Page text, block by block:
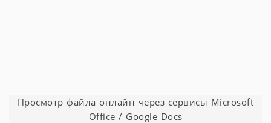
Просмотр файла онлайн через сервисы Microsoft
Office / Google Docs